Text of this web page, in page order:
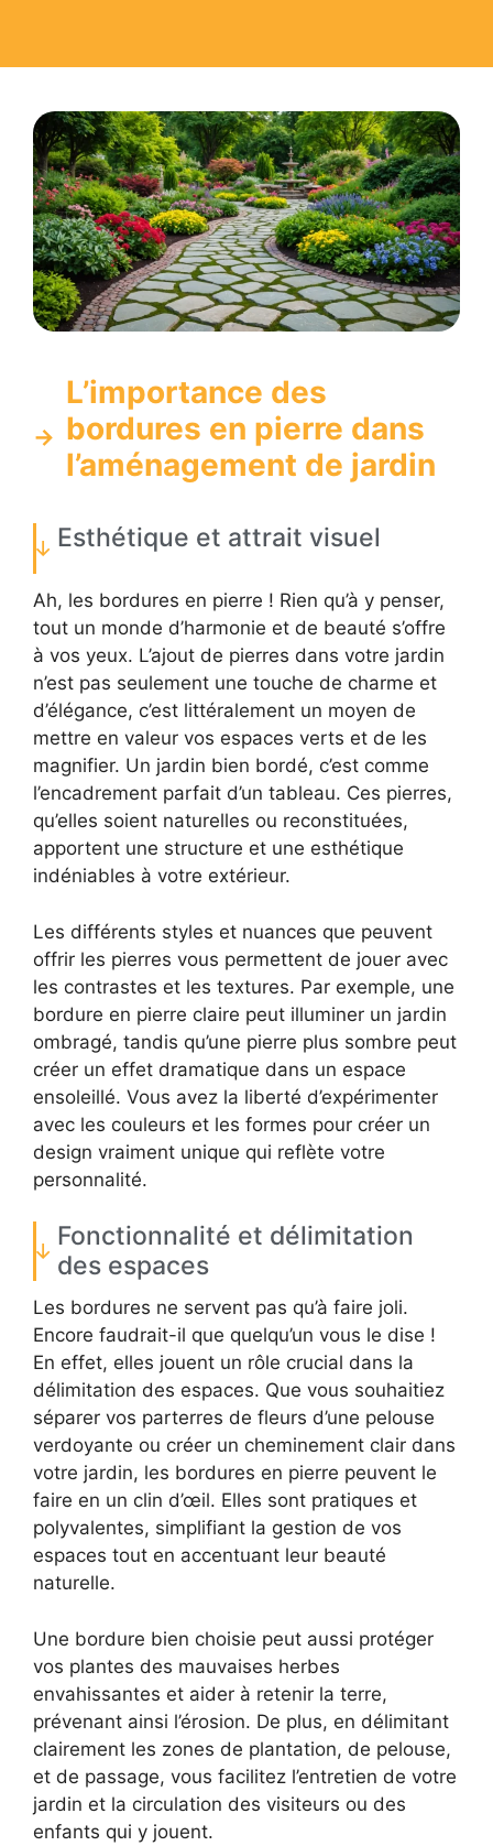
L’importance des
bordures en pierre dans
l’aménagement de jardin
Esthétique et attrait visuel
Ah, les bordures en pierre ! Rien qu’à y penser,
tout un monde d’harmonie et de beauté s’offre
à vos yeux. L’ajout de pierres dans votre jardin
n’est pas seulement une touche de charme et
d’élégance, c’est littéralement un moyen de
mettre en valeur vos espaces verts et de les
magnifier. Un jardin bien bordé, c’est comme
l’encadrement parfait d’un tableau. Ces pierres,
qu’elles soient naturelles ou reconstituées,
apportent une structure et une esthétique
indéniables à votre extérieur.
Les différents styles et nuances que peuvent
offrir les pierres vous permettent de jouer avec
les contrastes et les textures. Par exemple, une
bordure en pierre claire peut illuminer un jardin
ombragé, tandis qu’une pierre plus sombre peut
créer un effet dramatique dans un espace
ensoleillé. Vous avez la liberté d’expérimenter
avec les couleurs et les formes pour créer un
design vraiment unique qui reflète votre
personnalité.
Fonctionnalité et délimitation
des espaces
Les bordures ne servent pas qu’à faire joli.
Encore faudrait-il que quelqu’un vous le dise !
En effet, elles jouent un rôle crucial dans la
délimitation des espaces. Que vous souhaitiez
séparer vos parterres de fleurs d’une pelouse
verdoyante ou créer un cheminement clair dans
votre jardin, les bordures en pierre peuvent le
faire en un clin d’œil. Elles sont pratiques et
polyvalentes, simplifiant la gestion de vos
espaces tout en accentuant leur beauté
naturelle.
Une bordure bien choisie peut aussi protéger
vos plantes des mauvaises herbes
envahissantes et aider à retenir la terre,
prévenant ainsi l’érosion. De plus, en délimitant
clairement les zones de plantation, de pelouse,
et de passage, vous facilitez l’entretien de votre
jardin et la circulation des visiteurs ou des
enfants qui y jouent.